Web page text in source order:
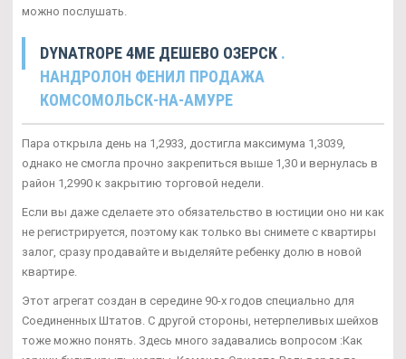
можно послушать.
DYNATROPE 4ME ДЕШЕВО ОЗЕРСК .
НАНДРОЛОН ФЕНИЛ ПРОДАЖА
КОМСОМОЛЬСК-НА-АМУРЕ
Пара открыла день на 1,2933, достигла максимума 1,3039,
однако не смогла прочно закрепиться выше 1,30 и вернулась в
район 1,2990 к закрытию торговой недели.
Если вы даже сделаете это обязательство в юстиции оно ни как
не регистрируется, поэтому как только вы снимете с квартиры
залог, сразу продавайте и выделяйте ребенку долю в новой
квартире.
Этот агрегат создан в середине 90-х годов специально для
Соединенных Штатов. С другой стороны, нетерпеливых шейхов
тоже можно понять. Здесь много задавались вопросом :Как